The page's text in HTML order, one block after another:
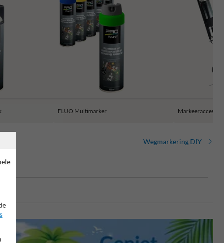
FLUO Multimarker
Wegmarkering DIY